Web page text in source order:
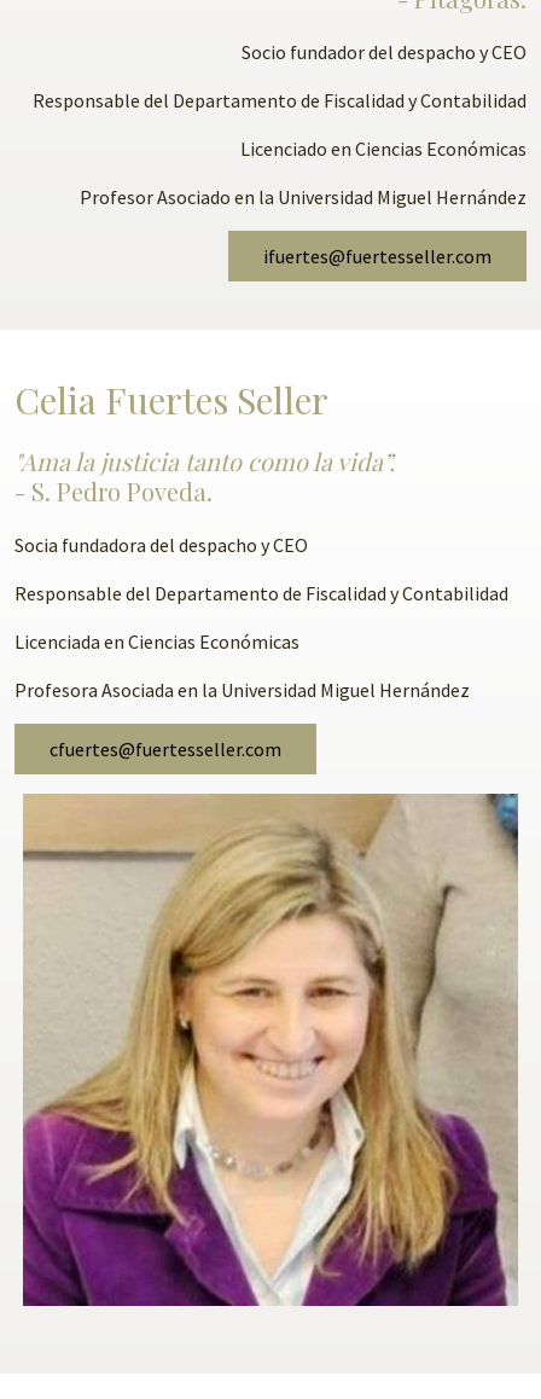
Socio fundador del despacho y CEO
Responsable del Departamento de Fiscalidad y Contabilidad
Licenciado en Ciencias Económicas
Profesor Asociado en la Universidad Miguel Hernández
ifuertes@fuertesseller.com
Celia Fuertes Seller
"Ama la justicia tanto como la vida”.
- S. Pedro Poveda.
Socia fundadora del despacho y CEO
Responsable del Departamento de Fiscalidad y Contabilidad
Licenciada en Ciencias Económicas
Profesora Asociada en la Universidad Miguel Hernández
cfuertes@fuertesseller.com